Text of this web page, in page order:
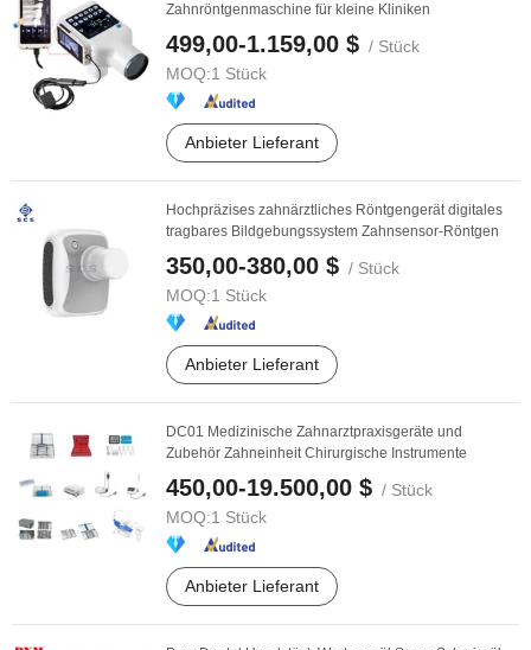
Zahnröntgenmaschine für kleine Kliniken
499,00-1.159,00 $ / Stück
MOQ:1 Stück
Anbieter Lieferant
Hochpräzises zahnärztliches Röntgengerät digitales
tragbares Bildgebungssystem Zahnsensor-Röntgen
350,00-380,00 $ / Stück
MOQ:1 Stück
Anbieter Lieferant
DC01 Medizinische Zahnarztpraxisgeräte und
Zubehör Zahneinheit Chirurgische Instrumente
450,00-19.500,00 $ / Stück
MOQ:1 Stück
Anbieter Lieferant